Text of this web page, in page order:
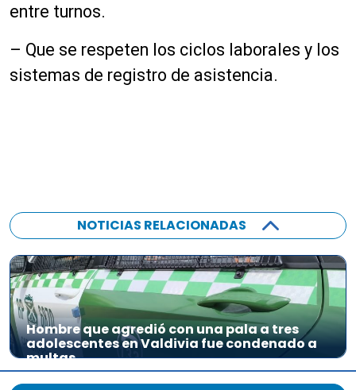
entre turnos.
– Que se respeten los ciclos laborales y los
sistemas de registro de asistencia.
NOTICIAS RELACIONADAS
Hombre que agredió con una pala a tres
adolescentes en Valdivia fue condenado a
multas